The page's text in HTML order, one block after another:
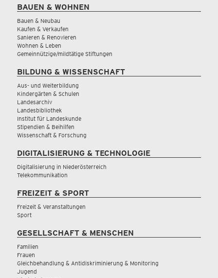
BAUEN & WOHNEN
Bauen & Neubau
Kaufen & Verkaufen
Sanieren & Renovieren
Wohnen & Leben
Gemeinnützige/mildtätige Stiftungen
BILDUNG & WISSENSCHAFT
Aus- und Weiterbildung
Kindergärten & Schulen
Landesarchiv
Landesbibliothek
Institut für Landeskunde
Stipendien & Beihilfen
Wissenschaft & Forschung
DIGITALISIERUNG & TECHNOLOGIE
Digitalisierung in Niederösterreich
Telekommunikation
FREIZEIT & SPORT
Freizeit & Veranstaltungen
Sport
GESELLSCHAFT & MENSCHEN
Familien
Frauen
Gleichbehandlung & Antidiskriminierung & Monitoring
Jugend